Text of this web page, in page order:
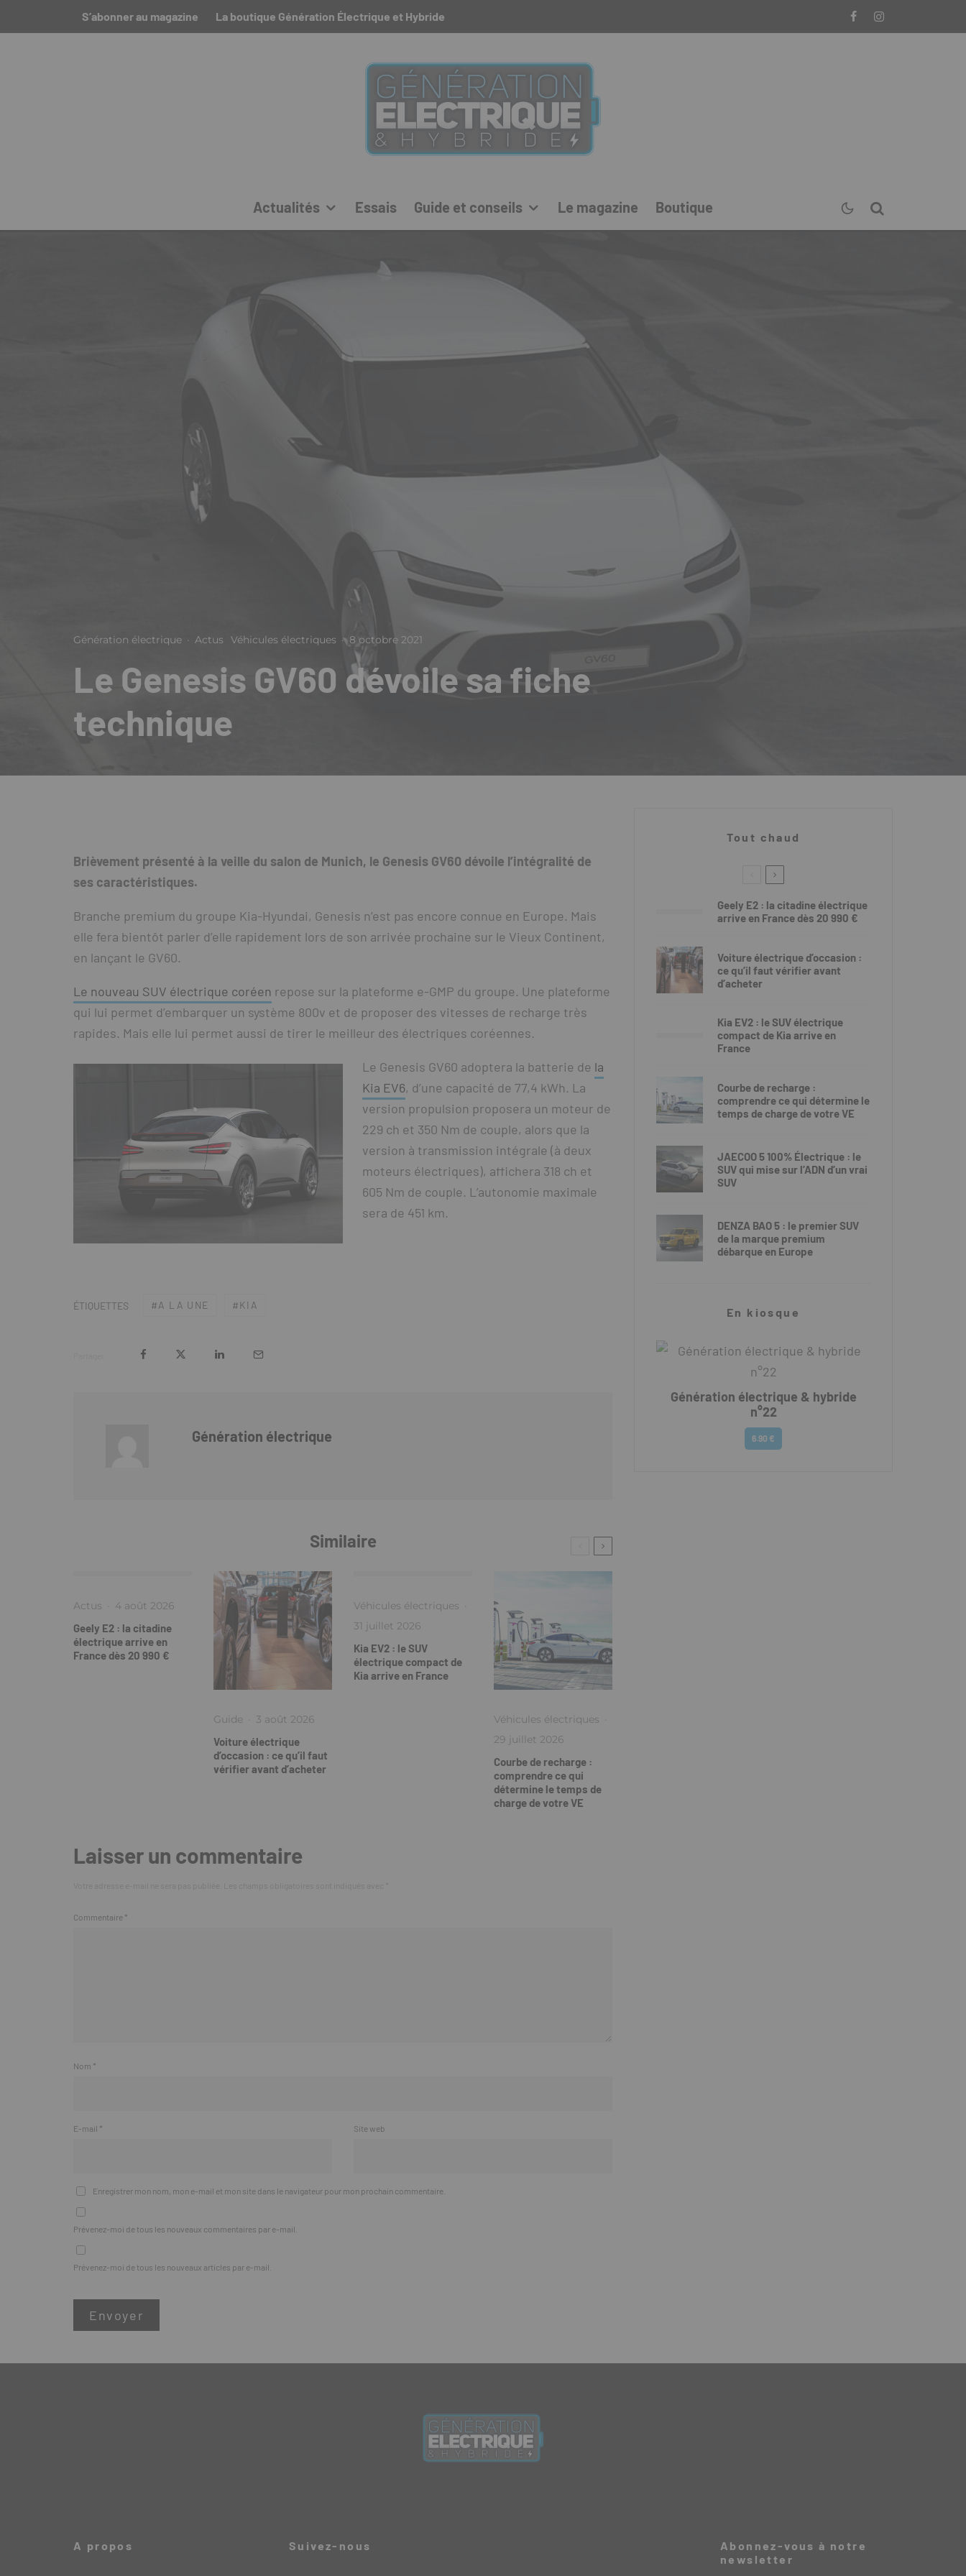
S’abonner au magazine La boutique Génération Électrique et Hybride
Actualités Essais Guide et conseils Le magazine Boutique
Génération électrique · Actus Véhicules électriques · 8 octobre 2021
Le Genesis GV60 dévoile sa fiche
technique
Brièvement présenté à la veille du salon de Munich, le Genesis GV60 dévoile l’intégralité de
ses caractéristiques.
Branche premium du groupe Kia-Hyundai, Genesis n’est pas encore connue en Europe. Mais
elle fera bientôt parler d’elle rapidement lors de son arrivée prochaine sur le Vieux Continent,
en lançant le GV60.
Le nouveau SUV électrique coréen repose sur la plateforme e-GMP du groupe. Une plateforme
qui lui permet d’embarquer un système 800v et de proposer des vitesses de recharge très
rapides. Mais elle lui permet aussi de tirer le meilleur des électriques coréennes.
Le Genesis GV60 adoptera la batterie de la
Kia EV6, d’une capacité de 77,4 kWh. La
version propulsion proposera un moteur de
229 ch et 350 Nm de couple, alors que la
version à transmission intégrale (à deux
moteurs électriques), affichera 318 ch et
605 Nm de couple. L’autonomie maximale
sera de 451 km.
ÉTIQUETTES A LA UNE KIA
Génération électrique
Similaire
Actus · 4 août 2026
Geely E2 : la citadine
électrique arrive en
France dès 20 990 €
Guide · 3 août 2026
Voiture électrique
d’occasion : ce qu’il faut
vérifier avant d’acheter
Véhicules électriques ·
31 juillet 2026
Kia EV2 : le SUV
électrique compact de
Kia arrive en France
Véhicules électriques ·
29 juillet 2026
Courbe de recharge :
comprendre ce qui
détermine le temps de
charge de votre VE
Laisser un commentaire
Commentaire *
Nom *
E-mail * Site web
Enregistrer mon nom, mon e-mail et mon site dans le navigateur pour mon prochain commentaire.
Prévenez-moi de tous les nouveaux commentaires par e-mail.
Prévenez-moi de tous les nouveaux articles par e-mail.
Tout chaud
Geely E2 : la citadine électrique
arrive en France dès 20 990 €
Voiture électrique d’occasion :
ce qu’il faut vérifier avant
d’acheter
Kia EV2 : le SUV électrique
compact de Kia arrive en
France
Courbe de recharge :
comprendre ce qui détermine le
temps de charge de votre VE
JAECOO 5 100% Électrique : le
SUV qui mise sur l’ADN d’un vrai
SUV
DENZA BAO 5 : le premier SUV
de la marque premium
débarque en Europe
En kiosque
Génération électrique & hybride
n°22
6.90 €
A propos Suivez-nous
Abonnez-vous à notre
newsletter